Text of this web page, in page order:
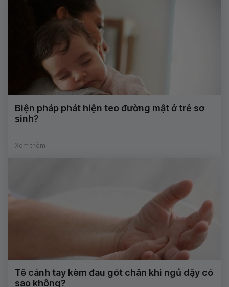
Biện pháp phát hiện teo đường mật ở trẻ sơ
sinh?
Xem thêm
Tê cánh tay kèm đau gót chân khi ngủ dậy có
sao không?